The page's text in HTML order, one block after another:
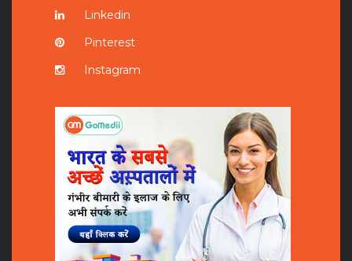
Linkedin
Pinterest
Instagram